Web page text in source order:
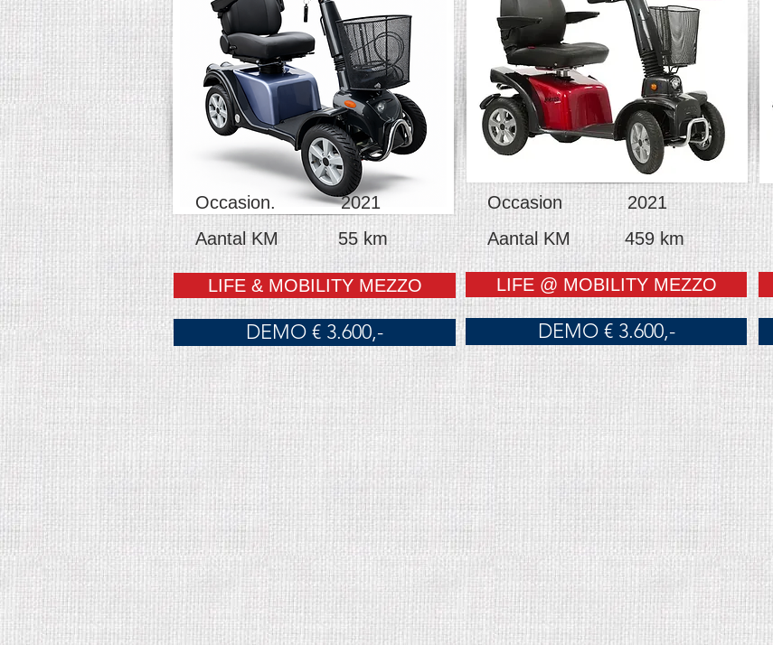
Aantal KM 55 km
Occasion. 2021
LIFE & MOBILITY MEZZO
DEMO € 3.600,-
Aantal KM 459 km
Occasion 2021
LIFE @ MOBILITY MEZZO
DEMO € 3.600,-